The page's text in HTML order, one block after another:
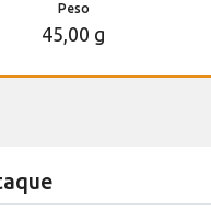
Peso
45,00 g